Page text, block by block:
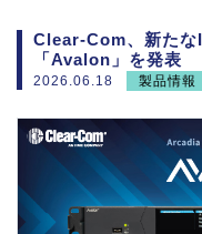
Clear-Com、新たな
「Avalon」を発表
2026.06.18 製品情報